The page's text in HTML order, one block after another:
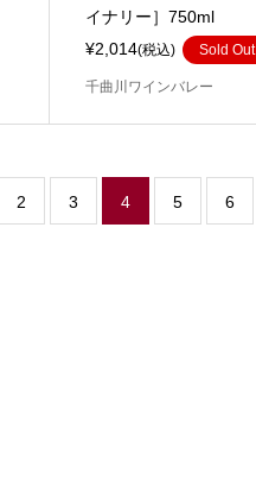
イナリー］750ml
¥2,014(税込) Sold Out
千曲川ワインバレー
2 3 4 5 6